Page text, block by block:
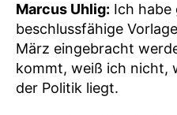
Marcus Uhlig: Ich habe
beschlussfähige
März eingebracht
kommt, weiß ich nicht,
der Politik liegt.